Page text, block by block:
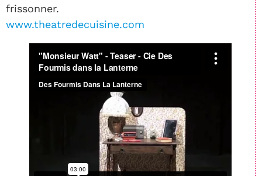
frissonner.
www.theatredecuisine.com